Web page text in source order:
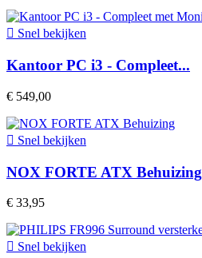
 Snel bekijken
Kantoor PC i3 - Compleet...
€ 549,00
 Snel bekijken
NOX FORTE ATX Behuizing
€ 33,95
 Snel bekijken